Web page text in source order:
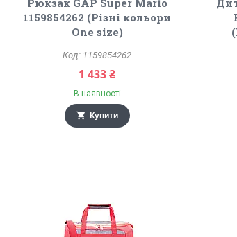
Рюкзак GAP Super Mario
1159854262 (Різні кольори
One size)
1159854262
1 433 ₴
В наявності
Купити